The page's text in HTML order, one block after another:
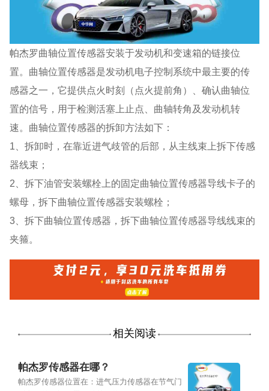
帕杰罗曲轴位置传感器安装于发动机和变速箱的链接位
置。曲轴位置传感器是发动机电子控制系统中最主要的传
感器之一，它提供点火时刻（点火提前角）、确认曲轴位
置的信号，用于检测活塞上止点、曲轴转角及发动机转
速。曲轴位置传感器的拆卸方法如下：
1、拆卸时，在靠近进气歧管的后部，从主线束上拆下传感
器线束；
2、拆下油管安装螺栓上的固定曲轴位置传感器导线卡子的
螺母，拆下曲轴位置传感器安装螺栓；
3、拆下曲轴位置传感器，拆下曲轴位置传感器导线线束的
夹箍。
相关阅读
帕杰罗传感器在哪？
帕杰罗传感器位置在：进气压力传感器在节气门